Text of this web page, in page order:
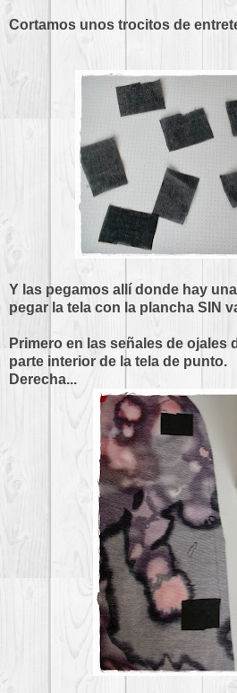
Cortamos unos trocitos de
Y las pegamos allí donde hay
pegar la tela con la plancha SIN
Primero en las señales de ojales
parte interior de la tela de punto.
Derecha...